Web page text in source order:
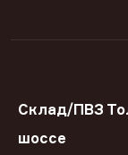
Склад/ПВЗ
шоссе